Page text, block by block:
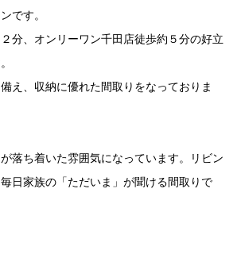
です。
分、オンリーワン千田店徒歩約５分の好立
え、収納に優れた間取りをなっておりま
落ち着いた雰囲気になっています。リビン
日家族の「ただいま」が聞ける間取りで